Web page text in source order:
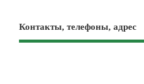
Контакты, телефоны, адрес